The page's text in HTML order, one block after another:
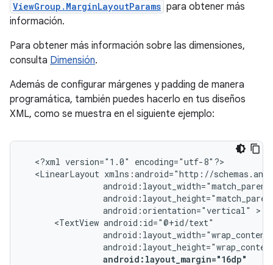
ViewGroup.MarginLayoutParams para obtener más
información.
Para obtener más información sobre las dimensiones,
consulta Dimensión.
Además de configurar márgenes y padding de manera
programática, también puedes hacerlo en tus diseños
XML, como se muestra en el siguiente ejemplo:
<?xml version="1.0"
<LinearLayout
android:orientation="vertical"
<TextView